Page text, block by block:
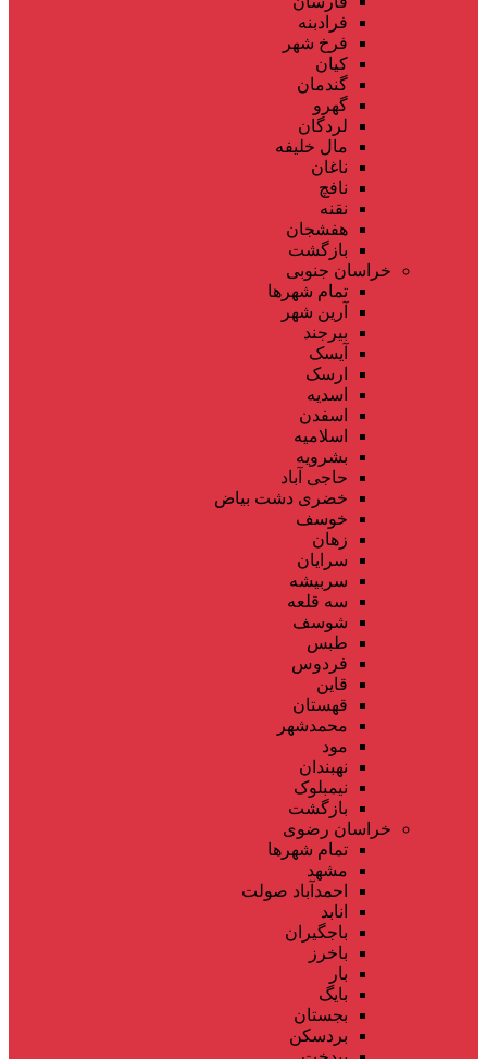
فرادبنه
فرخ شهر
کیان
گندمان
گهرو
لردگان
مال خلیفه
ناغان
نافچ
نقنه
هفشجان
بازگشت
خراسان جنوبی
تمام شهر‌ها
آرین شهر
بیرجند
آیسک
ارسک
اسدیه
اسفدن
اسلامیه
بشرویه
حاجی آباد
خضری دشت بیاض
خوسف
زهان
سرایان
سربیشه
سه قلعه
شوسف
طبس
فردوس
قاین
قهستان
محمدشهر
مود
نهبندان
نیمبلوک
بازگشت
خراسان رضوی
تمام شهر‌ها
مشهد
احمدآباد صولت
انابد
باجگیران
باخرز
بار
بایگ
بجستان
بردسکن